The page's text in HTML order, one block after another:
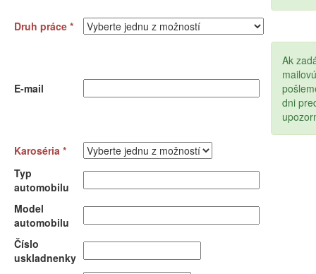
Druh práce *
E-mail
Ak
dni
Karoséria *
Typ
automobilu
Model
automobilu
Číslo
uskladnenky